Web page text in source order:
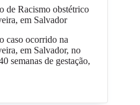
Racismo obstétrico
em Salvador
caso ocorrido na
em Salvador, no
semanas de gestação,